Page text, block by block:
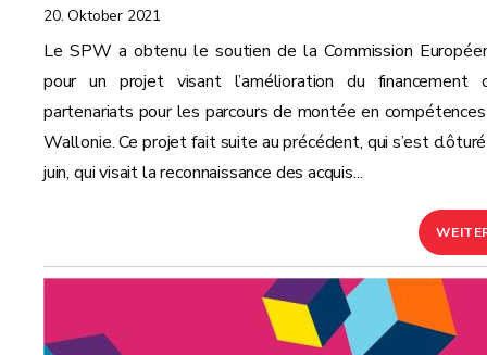
20. Oktober 2021
Le SPW a obtenu le soutien de la Commission
pour un projet visant l’amélioration du financement
partenariats pour les parcours de montée en
Wallonie. Ce projet fait suite au précédent, qui s’est
juin, qui visait la reconnaissance des acquis...